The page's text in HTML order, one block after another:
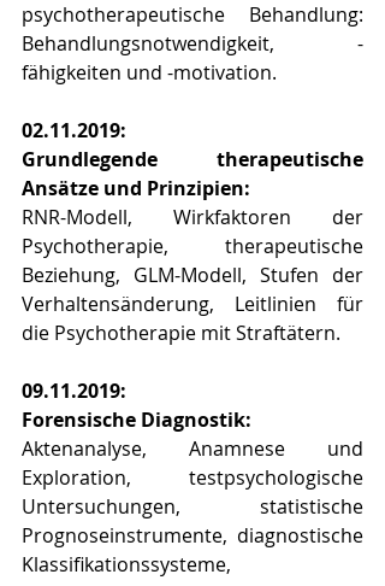
psychotherapeutische Behandlung:
Behandlungsnotwendigkeit, -
fähigkeiten und -motivation.
02.11.2019:
Grundlegende therapeutische
Ansätze und Prinzipien:
RNR-Modell, Wirkfaktoren der
Psychotherapie, therapeutische
Beziehung, GLM-Modell, Stufen der
Verhaltensänderung, Leitlinien für
die Psychotherapie mit Straftätern.
09.11.2019:
Forensische Diagnostik:
Aktenanalyse, Anamnese und
Exploration, testpsychologische
Untersuchungen, statistische
Prognoseinstrumente, diagnostische
Klassifikationssysteme,